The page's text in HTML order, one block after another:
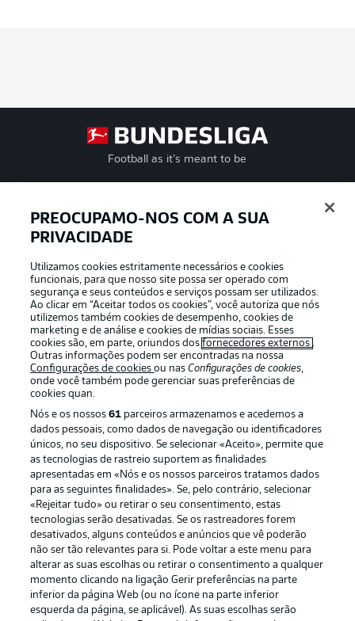
Football as it’s meant to be
APLICATIVO DA BUNDESLIGA
Oferecido por
Publicidade Avisos legais
Gerir preferências Aviso de privacidade
Emissoras
Trabalhe conosco Marca
Contato Jogadores
PREOCUPAMO-NOS COM A SUA
PRIVACIDADE
Utilizamos cookies estritamente necessários e cookies
funcionais, para que nosso site possa ser operado com
segurança e seus conteúdos e serviços possam ser utilizados.
Ao clicar em “Aceitar todos os cookies”, você autoriza que nós
utilizemos também cookies de desempenho, cookies de
marketing e de análise e cookies de mídias sociais. Esses
cookies são, em parte, oriundos dosfornecedores externos .
Outras informações podem ser encontradas na nossa
Configurações de cookiesou nasConfigurações de cookies,
onde você também pode gerenciar suas preferências de
cookies quan.
Nós e os nossos61 parceiros armazenamos e acedemos a
dados pessoais, como dados de navegação ou identificadores
únicos, no seu dispositivo. Se selecionar «Aceito», permite que
as tecnologias de rastreio suportem as finalidades
apresentadas em «Nós e os nossos parceiros tratamos dados
para as seguintes finalidades». Se, pelo contrário, selecionar
«Rejeitar tudo» ou retirar o seu consentimento, estas
tecnologias serão desativadas. Se os rastreadores forem
desativados, alguns conteúdos e anúncios que vê poderão
não ser tão relevantes para si. Pode voltar a este menu para
alterar as suas escolhas ou retirar o consentimento a qualquer
momento clicando na ligação Gerir preferências na parte
inferior da página Web (ou no ícone na parte inferior
esquerda da página, se aplicável). As suas escolhas serão